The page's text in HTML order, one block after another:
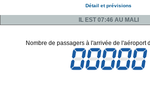
Détail et prévisions
IL EST 07:46 AU MALI
Nombre de passagers à l'arrivée de l'aéroport